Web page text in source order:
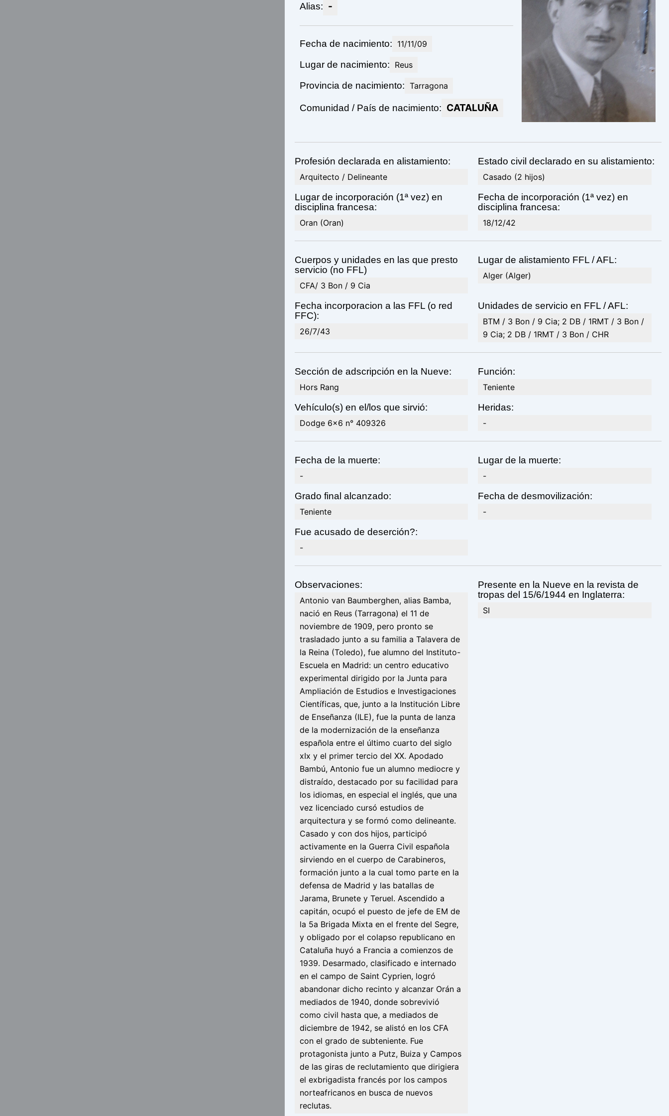
Alias: -
Fecha de nacimiento: 11/11/09
Lugar de nacimiento: Reus
Provincia de nacimiento: Tarragona
Comunidad / País de nacimiento: CATALUÑA
Profesión declarada en alistamiento:
Arquitecto / Delineante
Estado civil declarado en su alistamiento:
Casado (2 hijos)
Lugar de incorporación (1ª vez) en
disciplina francesa:
Oran (Oran)
Fecha de incorporación (1ª vez) en
disciplina francesa:
18/12/42
Cuerpos y unidades en las que presto
servicio (no FFL)
CFA/ 3 Bon / 9 Cia
Lugar de alistamiento FFL / AFL:
Alger (Alger)
Fecha incorporacion a las FFL (o red
FFC):
26/7/43
Unidades de servicio en FFL / AFL:
BTM / 3 Bon / 9 Cia; 2 DB / 1RMT / 3 Bon /
9 Cia; 2 DB / 1RMT / 3 Bon / CHR
Sección de adscripción en la Nueve:
Hors Rang
Función:
Teniente
Vehículo(s) en el/los que sirvió:
Dodge 6x6 n° 409326
Heridas:
-
Fecha de la muerte:
-
Lugar de la muerte:
-
Grado final alcanzado:
Teniente
Fecha de desmovilización:
-
Fue acusado de deserción?:
-
Observaciones:
Antonio van Baumberghen, alias Bamba,
nació en Reus (Tarragona) el 11 de
noviembre de 1909, pero pronto se
trasladado junto a su familia a Talavera de
la Reina (Toledo), fue alumno del Instituto-
Escuela en Madrid: un centro educativo
experimental dirigido por la Junta para
Ampliación de Estudios e Investigaciones
Científicas, que, junto a la Institución Libre
de Enseñanza (ILE), fue la punta de lanza
de la modernización de la enseñanza
española entre el último cuarto del siglo
xIx y el primer tercio del XX. Apodado
Bambú, Antonio fue un alumno mediocre y
distraído, destacado por su facilidad para
los idiomas, en especial el inglés, que una
vez licenciado cursó estudios de
arquitectura y se formó como delineante.
Casado y con dos hijos, participó
activamente en la Guerra Civil española
sirviendo en el cuerpo de Carabineros,
formación junto a la cual tomo parte en la
defensa de Madrid y las batallas de
Jarama, Brunete y Teruel. Ascendido a
capitán, ocupó el puesto de jefe de EM de
la 5a Brigada Mixta en el frente del Segre,
y obligado por el colapso republicano en
Cataluña huyó a Francia a comienzos de
1939. Desarmado, clasificado e internado
en el campo de Saint Cyprien, logró
abandonar dicho recinto y alcanzar Orán a
mediados de 1940, donde sobrevivió
como civil hasta que, a mediados de
diciembre de 1942, se alistó en los CFA
con el grado de subteniente. Fue
protagonista junto a Putz, Buiza y Campos
de las giras de reclutamiento que dirigiera
el exbrigadista francés por los campos
norteafricanos en busca de nuevos
reclutas.
Presente en la Nueve en la revista de
tropas del 15/6/1944 en Inglaterra:
SI